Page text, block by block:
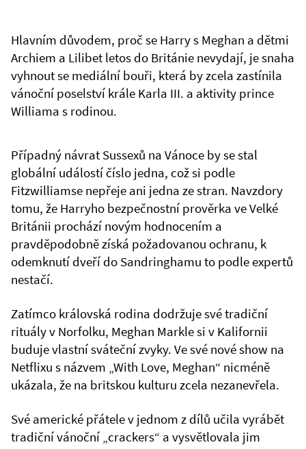
Hlavním důvodem, proč se Harry s Meghan a dětmi
Archiem a Lilibet letos do Británie nevydají, je snaha
vyhnout se mediální bouři, která by zcela zastínila
vánoční poselství krále Karla III. a aktivity prince
Williama s rodinou.
Případný návrat Sussexů na Vánoce by se stal
globální událostí číslo jedna, což si podle
Fitzwilliamse nepřeje ani jedna ze stran. Navzdory
tomu, že Harryho bezpečnostní prověrka ve Velké
Británii prochází novým hodnocením a
pravděpodobně získá požadovanou ochranu, k
odemknutí dveří do Sandringhamu to podle expertů
nestačí.
Zatímco královská rodina dodržuje své tradiční
rituály v Norfolku, Meghan Markle si v Kalifornii
buduje vlastní sváteční zvyky. Ve své nové show na
Netflixu s názvem „With Love, Meghan“ nicméně
ukázala, že na britskou kulturu zcela nezanevřela.
Své americké přátele v jednom z dílů učila vyrábět
tradiční vánoční „crackers“ a vysvětlovala jim